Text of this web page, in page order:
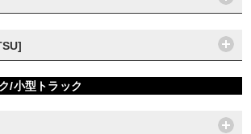
/小型トラック